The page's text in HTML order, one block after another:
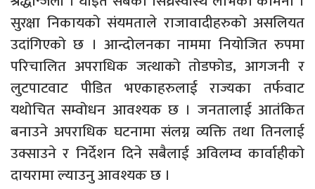
सुरक्षा निकायको संयमताले राजावादीहरुको असलियत
उदांगिएको छ । आन्दोलनका नाममा नियोजित रुपमा
परिचालित अपराधिक जत्थाको तोडफोड, आगजनी र
लुटपाटवाट पीडित भएकाहरुलाई राज्यका तर्फवाट
यथोचित सम्वोधन आवश्यक छ । जनतालाई आतंकित
बनाउने अपराधिक घटनामा संलग्न व्यक्ति तथा तिनलाई
उक्साउने र निर्देशन दिने सबैलाई अविलम्व कार्वाहीको
दायरामा ल्याउनु आवश्यक छ ।